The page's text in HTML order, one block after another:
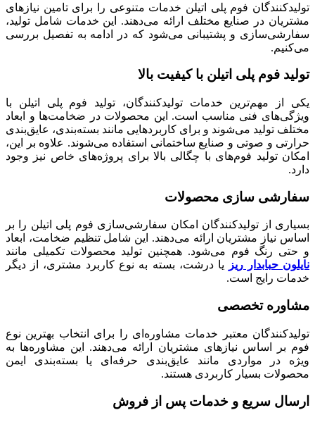
تولیدکنندگان فوم پلی اتیلن خدمات متنوعی را برای تامین نیازهای
مشتریان در صنایع مختلف ارائه می‌دهند. این خدمات شامل تولید،
سفارشی‌سازی و پشتیبانی می‌شود که در ادامه به تفصیل بررسی
می‌کنیم.
تولید فوم پلی اتیلن با کیفیت بالا
یکی از مهم‌ترین خدمات تولیدکنندگان، تولید فوم پلی اتیلن با
ویژگی‌های فنی مناسب است. این محصولات در ضخامت‌ها و ابعاد
مختلف تولید می‌شوند و برای کاربردهایی مانند بسته‌بندی، عایق‌بندی
حرارتی و صوتی و صنایع ساختمانی استفاده می‌شوند. علاوه بر این،
امکان تولید فوم‌های با چگالی بالا برای پروژه‌های خاص نیز وجود
دارد.
سفارشی‌ سازی محصولات
بسیاری از تولیدکنندگان امکان سفارشی‌سازی فوم پلی اتیلن را بر
اساس نیاز مشتریان ارائه می‌دهند. این شامل تنظیم ضخامت، ابعاد
و حتی رنگ فوم می‌شود. همچنین تولید محصولات تکمیلی مانند
نایلون حبابدار ریز
یا درشت، بسته به نوع کاربرد مشتری، از دیگر
خدمات رایج است.
مشاوره تخصصی
تولیدکنندگان معتبر خدمات مشاوره‌ای را برای انتخاب بهترین نوع
فوم بر اساس نیازهای مشتریان ارائه می‌دهند. این مشاوره‌ها به
ویژه در مواردی مانند عایق‌بندی حرفه‌ای یا بسته‌بندی ایمن
محصولات بسیار کاربردی هستند.
ارسال سریع و خدمات پس از فروش